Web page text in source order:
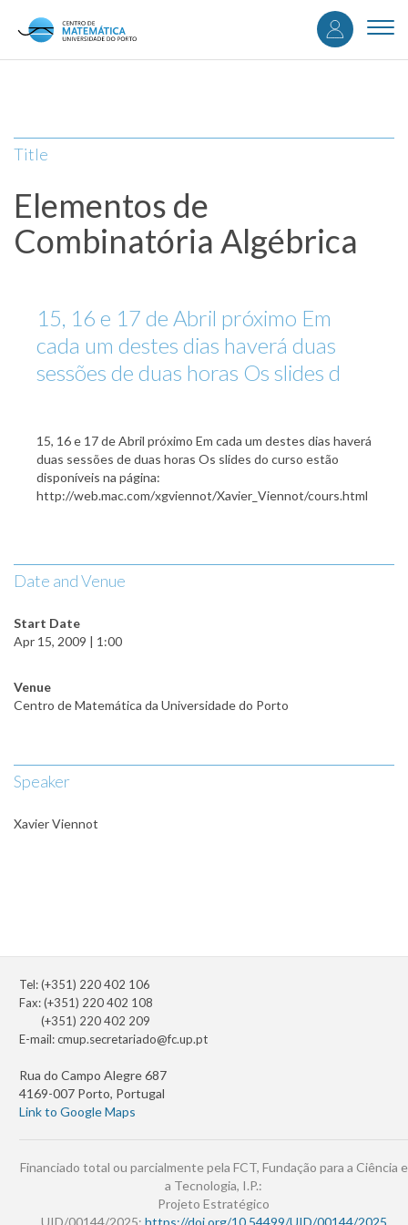
content
User
Title
Elementos de
Combinatória Algébrica
15, 16 e 17 de Abril próximo Em
cada um destes dias haverá duas
sessões de duas horas Os slides d
15, 16 e 17 de Abril próximo Em cada um destes dias haverá
duas sessões de duas horas Os slides do curso estão
disponíveis na página:
http://web.mac.com/xgviennot/Xavier_Viennot/cours.html
Date and Venue
Start Date
Apr 15, 2009 | 1:00
Venue
Centro de Matemática da Universidade do Porto
Speaker
Xavier Viennot
Tel: (+351) 220 402 106
Fax: (+351) 220 402 108
(+351) 220 402 209
E-mail:cmup.secretariado@fc.up.pt
Rua do Campo Alegre 687
4169-007 Porto, Portugal
Link to Google Maps
Financiado total ou parcialmente pela FCT, Fundação para a Ciência e
a Tecnologia, I.P.:
Projeto Estratégico